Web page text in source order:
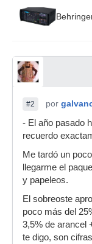
#2 por
- El año pasado
recuerdo
Me tardó un
llegarme el
y papeleos.
El sobreoste
poco más del
3,5% de arancel
te digo, son